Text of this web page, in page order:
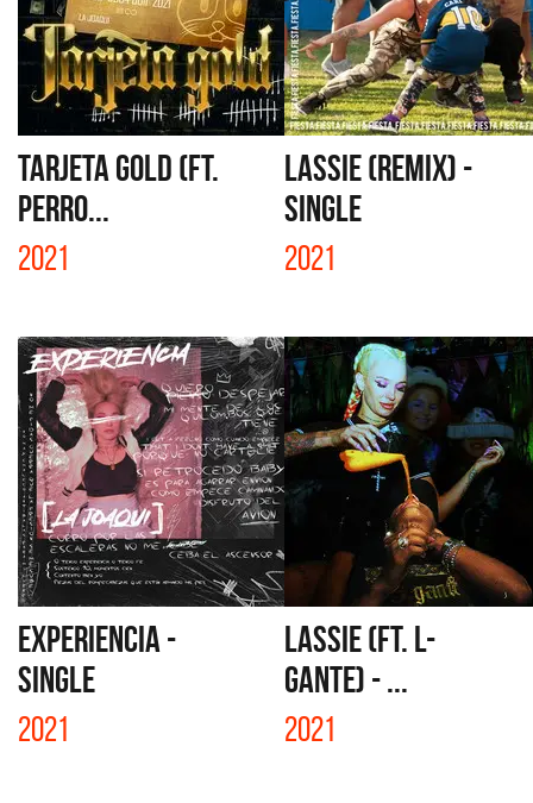
TARJETA GOLD (FT.
PERRO...
2021
LASSIE (REMIX) -
SINGLE
2021
EXPERIENCIA -
SINGLE
2021
LASSIE (FT. L-
GANTE) - ...
2021